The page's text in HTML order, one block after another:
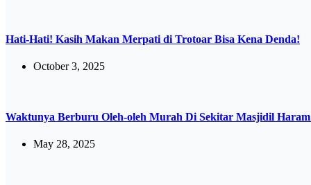
Hati-Hati! Kasih Makan Merpati di Trotoar Bisa Kena Denda!
October 3, 2025
Waktunya Berburu Oleh-oleh Murah Di Sekitar Masjidil
May 28, 2025